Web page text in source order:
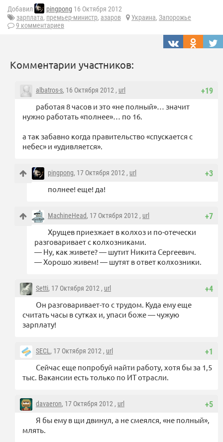
Добавил pingpong 16 Октября 2012
зарплата, премьер-министр, азаров Украина, Запорожье
9 комментариев
Комментарии участников:
+19
albatros-s, 16 Октября 2012 , url
работая 8 часов и это «не полный»… значит
нужно работать «полнее»… по 16.
а так забавно когда правительство «спускается с
небес» и «удивляется».
+3
pingpong, 17 Октября 2012 , url
полнее! еще! да!
+7
MachineHead, 17 Октября 2012 , url
Хрущев приезжает в колхоз и по-отечески
разговаривает с колхозниками.
— Ну, как живете? — шутит Никита Сергеевич.
— Хорошо живем! — шутят в ответ колхозники.
+4
Setti, 17 Октября 2012 , url
Он разговаривает-то с трудом. Куда ему еще
считать часы в сутках и, упаси боже — чужую
зарплату!
+1
SECL, 17 Октября 2012 , url
Сейчас еще попробуй найти работу, хотя бы за 1,5
тыс. Вакансии есть только по ИТ отрасли.
+5
davaeron, 17 Октября 2012 , url
Я бы ему в щи двинул, а не смеялся, «не полный»,
млять.